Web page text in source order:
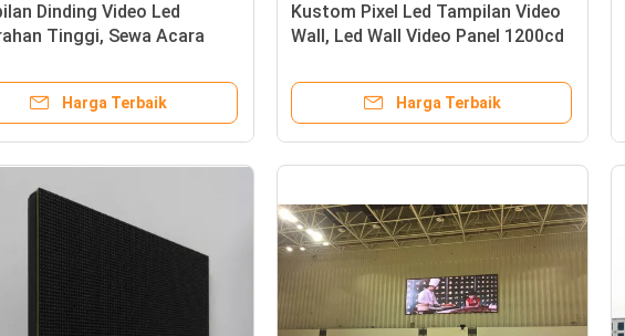
Dinding Video Led
Tinggi, Sewa Acara
Harga Terbaik
Kustom Pixel Led Tampilan Video
Wall, Led Wall Video Panel 1200cd
Harga Terbaik